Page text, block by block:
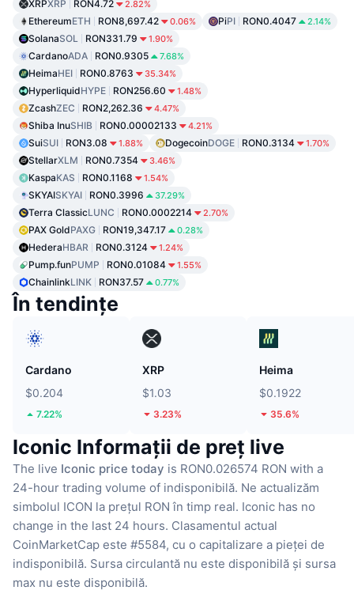
XRPXRP RON4.72 2.82%
EthereumETH RON8,697.42 0.06% PiPI RON0.4047 2.14%
SolanaSOL RON331.79 1.90%
CardanoADA RON0.9305 7.68%
HeimaHEI RON0.8763 35.34%
HyperliquidHYPE RON256.60 1.48%
ZcashZEC RON2,262.36 4.47%
Shiba InuSHIB RON0.00002133 4.21%
SuiSUI RON3.08 1.88% DogecoinDOGE RON0.3134 1.70%
StellarXLM RON0.7354 3.46%
KaspaKAS RON0.1168 1.54%
SKYAISKYAI RON0.3996 37.29%
Terra ClassicLUNC RON0.0002214 2.70%
PAX GoldPAXG RON19,347.17 0.28%
HederaHBAR RON0.3124 1.24%
Pump.funPUMP RON0.01084 1.55%
ChainlinkLINK RON37.57 0.77%
În tendințe
Cardano
$0.204
7.22%
XRP
$1.03
3.23%
Heima
$0.1922
35.6%
Iconic Informații de preț live
The live Iconic price today is RON0.026574 RON with a
24-hour trading volume of indisponibilă. Ne actualizăm
simbolul ICON la prețul RON în timp real. Iconic has no
change in the last 24 hours. Clasamentul actual
CoinMarketCap este #5584, cu o capitalizare a pieței de
indisponibilă. Sursa circulantă nu este disponibilă și sursa
max nu este disponibilă.